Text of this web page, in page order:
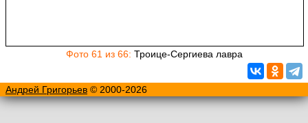
Фото 61 из 66: Троице-Сергиева лавра
Андрей Григорьев © 2000-2026